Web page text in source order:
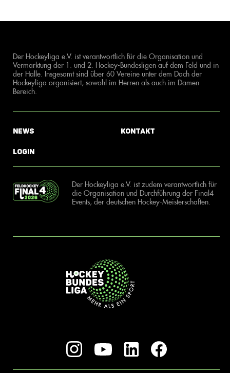
Der Hockeyliga e.V. ist verantwortlich für die Organisation und
Vermarktung der 1. und 2. Hockey-Bundesligen auf dem Feld und in
der Halle. Insgesamt sind über 60 Vereine unter dem Dach der
Hockeyliga organisiert, sowohl im Herren als auch im Damen
Bereich.
News
Login
Kontakt
Der Hockeyliga e.V. ist zudem verantwortlich für
die Organisation und Durchführung der Final4
Events, der deutschen Hockey-Meisterschaften.